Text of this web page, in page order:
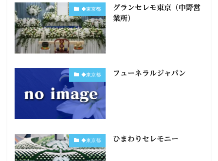
◆東京都
グランセレモ東京（中野営
業所）
◆東京都 フューネラルジャパン
◆東京都 ひまわりセレモニー